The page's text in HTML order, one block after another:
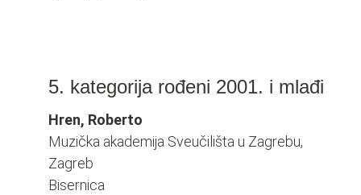
5. kategorija rođeni 2001. i mlađi
Hren, Roberto
Muzička akademija Sveučilišta u Zagrebu,
Zagreb
Bisernica